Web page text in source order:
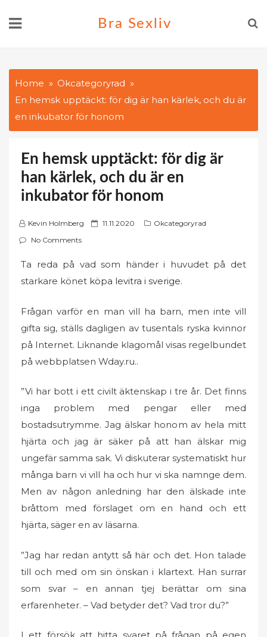
Bra Sexliv
Home
Okcategoryrad
En hemsk upptäckt: för dig är han kärlek, och du är
en inkubator för honom
En hemsk upptäckt: för dig är
han kärlek, och du är en
inkubator för honom
Kevin Holmberg
P
e
o
11.11.2020
Okcategoryrad
No Comments
Ta reda på vad som händer i huvudet på det
starkare könet köpa levitra i sverige.
Frågan varför en man vill ha barn, men inte vill
gifta sig, ställs dagligen av tusentals ryska kvinnor
på Internet. Liknande klagomål visas regelbundet
på webbplatsen Wday.ru..
”Vi har bott i ett civilt äktenskap i tre år. Det finns
inga problem med pengar eller med
bostadsutrymme. Jag älskar honom av hela mitt
hjärta och jag är säker på att han älskar mig
ungefär samma sak. Vi diskuterar systematiskt hur
många barn vi vill ha och hur vi ska namnge dem.
Men av någon anledning har den älskade inte
bråttom med förslaget om en hand och ett
hjärta, säger en av läsarna.
”Jag har redan antytt så här och det. Hon talade
till och med om sin önskan i klartext. Han surrar
som svar – en annan tjej berättar om sina
erfarenheter. – Vad betyder det? Vad tror du?”